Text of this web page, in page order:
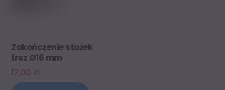
Zakończenie stożek
frez Ø16 mm
17,00 zł